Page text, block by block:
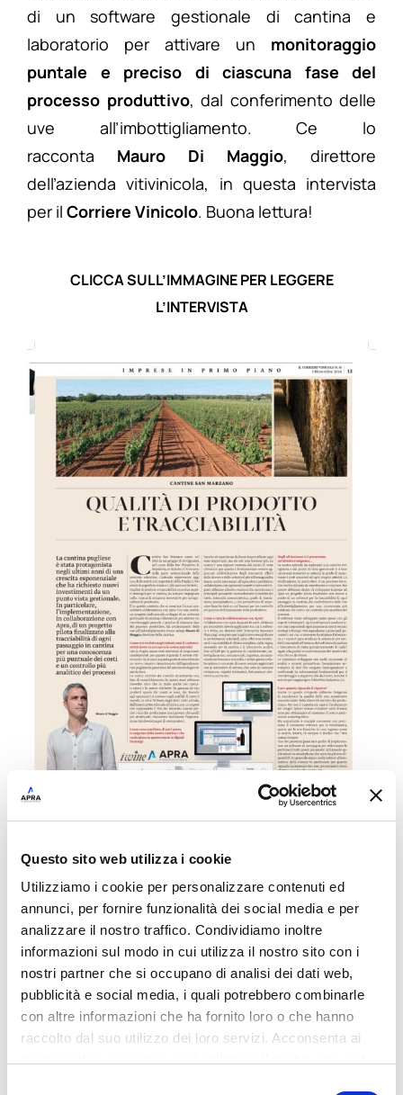
Questo sito web utilizza i cookie
Utilizziamo i cookie per personalizzare contenuti ed
annunci, per fornire funzionalità dei social media e per
analizzare il nostro traffico. Condividiamo inoltre
informazioni sul modo in cui utilizza il nostro sito con i
nostri partner che si occupano di analisi dei dati web,
pubblicità e social media, i quali potrebbero combinarle
con altre informazioni che ha fornito loro o che hanno
raccolto dal suo utilizzo dei loro servizi. Acconsenta ai
di un software gestionale di cantina e
laboratorio per attivare un monitoraggio
puntale e preciso di ciascuna fase del
processo produttivo, dal conferimento delle
uve all’imbottigliamento. Ce lo
racconta Mauro Di Maggio, direttore
dell’azienda vitivinicola, in questa intervista
per il Corriere Vinicolo. Buona lettura!
CLICCA SULL’IMMAGINE PER LEGGERE
L’INTERVISTA
Altri casi di